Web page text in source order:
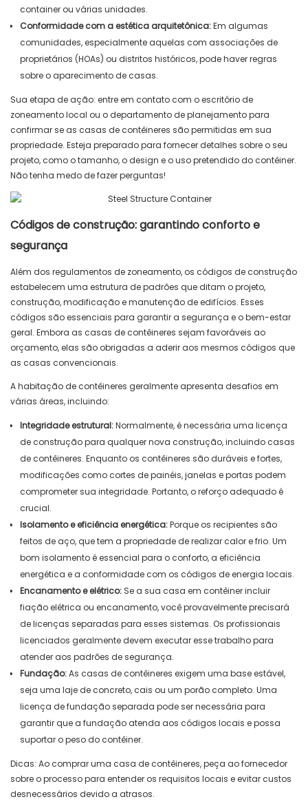
container ou várias unidades.
Conformidade com a estética arquitetônica:Em algumas
comunidades, especialmente aquelas com associações de
proprietários (HOAs) ou distritos históricos, pode haver regras
sobre o aparecimento de casas.
Sua etapa de ação: entre em contato com o escritório de
zoneamento local ou o departamento de planejamento para
confirmar se as casas de contêineres são permitidas em sua
propriedade. Esteja preparado para fornecer detalhes sobre o seu
projeto, como o tamanho, o design e o uso pretendido do contêiner.
Não tenha medo de fazer perguntas!
Códigos de construção: garantindo conforto e
segurança
Além dos regulamentos de zoneamento, os códigos de construção
estabelecem uma estrutura de padrões que ditam o projeto,
construção, modificação e manutenção de edifícios. Esses
códigos são essenciais para garantir a segurança e o bem-estar
geral. Embora as casas de contêineres sejam favoráveis ​​ao
orçamento, elas são obrigadas a aderir aos mesmos códigos que
as casas convencionais.
A habitação de contêineres geralmente apresenta desafios em
várias áreas, incluindo:
Integridade estrutural:Normalmente, é necessária uma licença
de construção para qualquer nova construção, incluindo casas
de contêineres. Enquanto os contêineres são duráveis ​​e fortes,
modificações como cortes de painéis, janelas e portas podem
comprometer sua integridade. Portanto, o reforço adequado é
crucial.
Isolamento e eficiência energética:Porque os recipientes são
feitos de aço, que tem a propriedade de realizar calor e frio. Um
bom isolamento é essencial para o conforto, a eficiência
energética e a conformidade com os códigos de energia locais.
Encanamento e elétrico: Se a sua casa em contêiner incluir
fiação elétrica ou encanamento, você provavelmente precisará
de licenças separadas para esses sistemas. Os profissionais
licenciados geralmente devem executar esse trabalho para
atender aos padrões de segurança.
Fundação:As casas de contêineres exigem uma base estável,
seja uma laje de concreto, cais ou um porão completo. Uma
licença de fundação separada pode ser necessária para
garantir que a fundação atenda aos códigos locais e possa
suportar o peso do contêiner.
Dicas: Ao comprar uma casa de contêineres, peça ao fornecedor
sobre o processo para entender os requisitos locais e evitar custos
desnecessários devido a atrasos.